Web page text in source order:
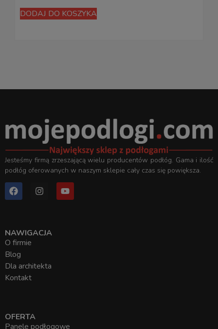
DODAJ DO KOSZYKA
Jesteśmy firmą zrzeszającą wielu producentów podłóg. Gama i ilość
podłóg oferowanych w naszym sklepie cały czas się powiększa.
NAWIGACJA
O firmie
Blog
Dla architekta
Kontakt
OFERTA
Panele podłogowe